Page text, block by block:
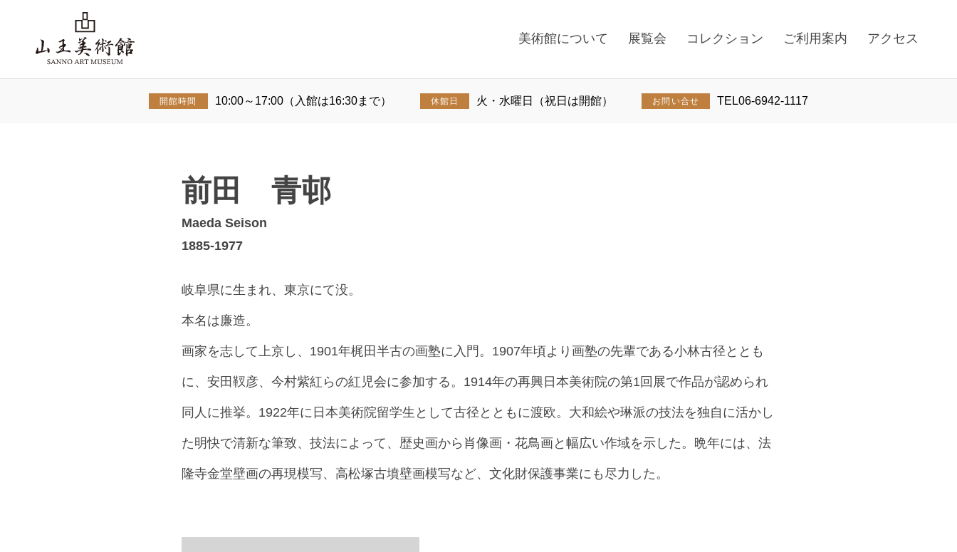
山王美術
美術館について 展覧会 コレクション ご利用案内 アクセス
開館時間 10:00～17:00（入館は16:30まで） 休館日 火・水曜日（祝日は開館） お問い合せ TEL06-6942-1117
前田 青邨
Maeda Seison
1885-1977
岐阜県に生まれ、東京にて没。
本名は廉造。
画家を志して上京し、1901年梶田半古の画塾に入門。1907年頃より画塾の先輩である小林古径ととも
に、安田靫彦、今村紫紅らの紅児会に参加する。1914年の再興日本美術院の第1回展で作品が認められ
同人に推挙。1922年に日本美術院留学生として古径とともに渡欧。大和絵や琳派の技法を独自に活かし
た明快で清新な筆致、技法によって、歴史画から肖像画・花鳥画と幅広い作域を示した。晩年には、法
隆寺金堂壁画の再現模写、高松塚古墳壁画模写など、文化財保護事業にも尽力した。